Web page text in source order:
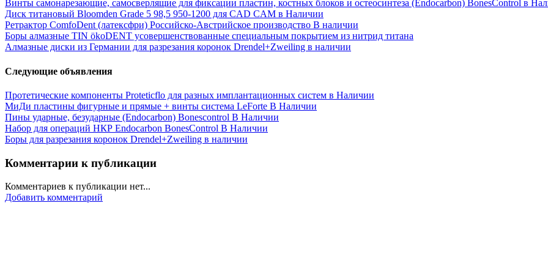
Винты самонарезающие, самосверлящие для фиксации пластин, костных блоков и остеосинтеза (Endocarbon) BonesControl в
Диск титановый Bloomden Grade 5 98,5 950-1200 для CAD CAM в Наличии
Ретрактор ComfoDent (латексфри) Российско-Австрийское производство В наличии
Боры алмазные TIN ökoDENT усовершенствованные специальным покрытием из нитрид титана
Алмазные диски из Германии для разрезания коронок Drendel+Zweiling в наличии
Следующие объявления
Протетические компоненты Proteticflo для разных имплантационных систем в Наличии
МиДи пластины фигурные и прямые + винты система LeForte В Наличии
Пины ударные, безударные (Endocarbon) Bonescontrol В Наличии
Набор для операций НКР Endocarbon BonesControl В Наличии
Боры для разрезания коронок Drendel+Zweiling в наличии
Комментарии к публикации
Комментариев к публикации нет...
Добавить комментарий